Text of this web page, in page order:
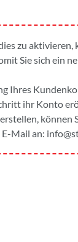
zu
Sie sich ein
Ihres
ihr Konto
können
Mail an: